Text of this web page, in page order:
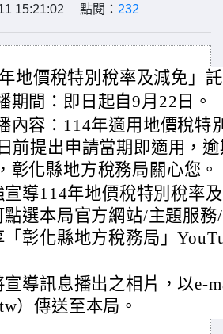
15:21:02 點閱： 232
年地價稅特別稅率及減免」
期間：即日起自9月22日。
內容：114年適用地價稅特
前提出申請當期即適用，
彰化縣地方稅務局關心您。
宣導114年地價稅特別稅率
點選本局官方網站/主題服
「彰化縣地方稅務局」
宣導訊息播出之相片，以e-
）傳送至本局。